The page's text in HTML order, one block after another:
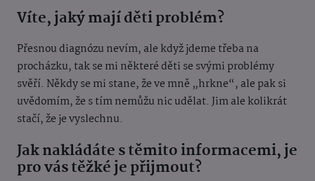
Víte, jaký mají děti problém?
Přesnou diagnózu nevím, ale když jdeme třeba na
procházku, tak se mi některé děti se svými problémy
svěří. Někdy se mi stane, že ve mně „hrkne“, ale pak si
uvědomím, že s tím nemůžu nic udělat. Jim ale kolikrát
stačí, že je vyslechnu.
Jak nakládáte s těmito informacemi, je
pro vás těžké je přijmout?